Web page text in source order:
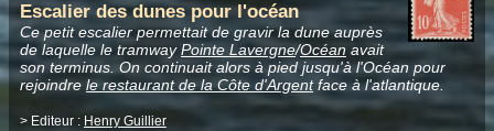
Escalier des dunes pour l'océan
Ce petit escalier permettait de gravir la dune auprès
de laquelle le tramwayPointe Lavergne/Océan avait
son terminus. On continuait alors à pied jusqu'à l'Océan pour
rejoindre le restaurant de la Côte d'Argentface à l'atlantique.
> Editeur : Henry Guillier